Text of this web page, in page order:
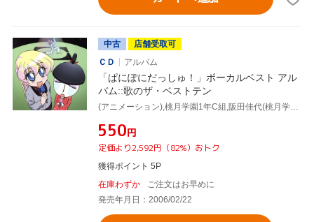
中古
店舗受取可
ＣＤ
アルバム
「ぱにぽにだっしゅ！」ボーカルベスト アル
バム::歌のザ・ベストテン
(アニメーション),桃月学園1年C組,阪田佳代(桃月学園1年C組 feat.6号さん),桃月学園1年で～組,門脇舞(ベホイミ),斎藤千和(レベッカ宮本),植田佳奈(桃月学園1年C組 feat.桃瀬くるみ),桃月学園1年え～☆び～組
¥550円
定価より2,592円（82%）おトク
獲得ポイント 5P
在庫わずか
ご注文はお早めに
発売年月日：2006/02/22